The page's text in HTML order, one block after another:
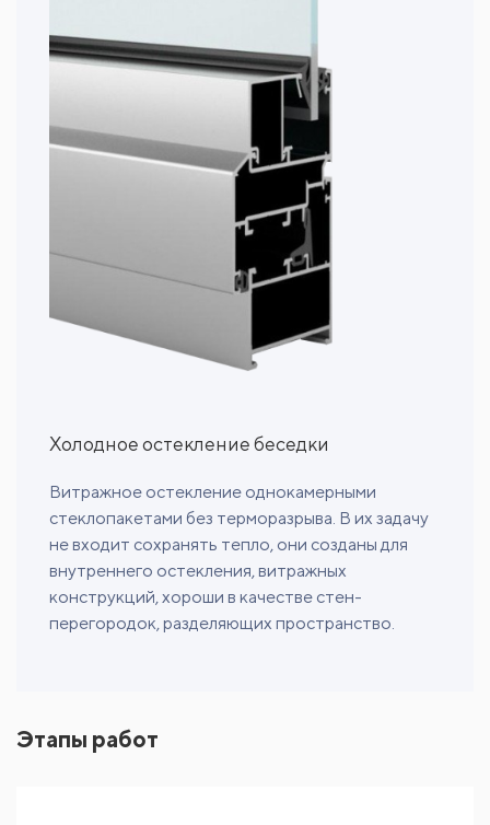
Холодное остекление беседки
Витражное остекление однокамерными
стеклопакетами без терморазрыва. В их задачу
не входит сохранять тепло, они созданы для
внутреннего остекления, витражных
конструкций, хороши в качестве стен-
перегородок, разделяющих пространство.
Этапы работ